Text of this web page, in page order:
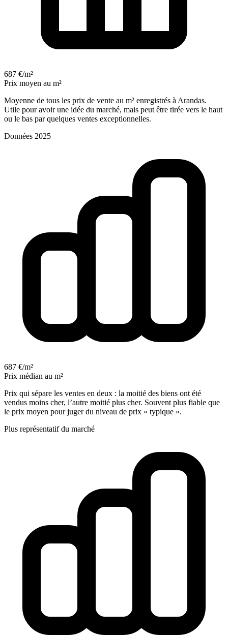
687 €/m²
Prix moyen au m²
Moyenne de tous les prix de vente au m² enregistrés à Arandas.
Utile pour avoir une idée du marché, mais peut être tirée vers le haut
ou le bas par quelques ventes exceptionnelles.
Données 2025
687 €/m²
Prix médian au m²
Prix qui sépare les ventes en deux : la moitié des biens ont été
vendus moins cher, l’autre moitié plus cher. Souvent plus fiable que
le prix moyen pour juger du niveau de prix « typique ».
Plus représentatif du marché